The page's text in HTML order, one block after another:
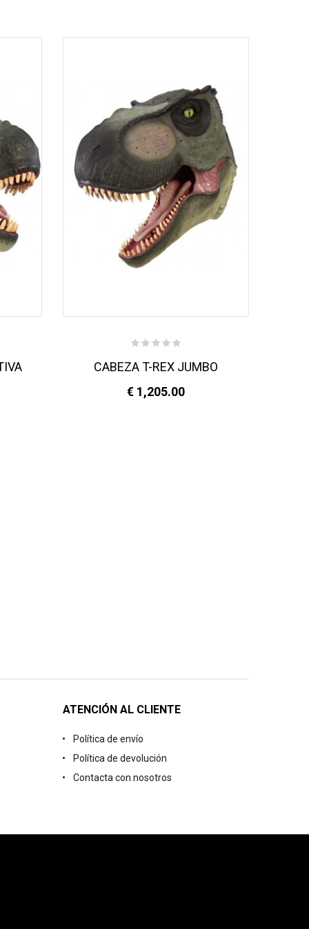
CABEZA T-REX JUMBO
€ 1,205.00
ATENCIÓN AL CLIENTE
Política de envío
Política de devolución
Contacta con nosotros